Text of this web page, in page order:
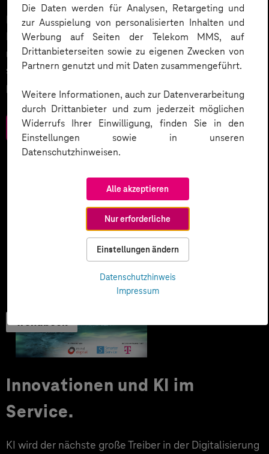
Die Daten werden für Analysen, Retargeting und
zur Ausspielung von personalisierten Inhalten und
Werbung auf Seiten der Telekom MMS, auf
Drittanbieterseiten sowie zu eigenen Zwecken von
Partnern genutzt und mit Daten zusammengeführt.
Weitere Informationen, auch zur Datenverarbeitung
durch Drittanbieter und zum jederzeit möglichen
Widerrufs Ihrer Einwilligung, finden Sie in den
Einstellungen sowie in unseren
Datenschutzhinweisen.
Alle akzeptieren
Nur erforderliche
Einstellungen ändern
Datenschutzhinweis
Impressum
Datenschutz in KI-Projekten leicht gemacht:
Entdecken Sie 10 entscheidende Schritte, um
rechtliche Anforderungen zu erfüllen, Vertrauen zu
stärken und Innovation sicher zu gestalten – inklusive
praktischer Checkliste zum Download.
Zum Download
Trendbook
Innovationen und KI im
Service.
KI wird der nächste große Treiber in der Digitalisierung